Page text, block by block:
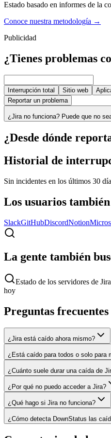
Estado basado en informes de la
Conoce nuestra metodología →
Publicidad
¿Tienes problemas
Interrupción total Sitio web
Reportar un problema
¿Jira no funciona? Puede que no
¿Desde dónde
Historial de
Sin incidentes en los últimos 30
Los usuarios
SlackGitHubDiscordNotion
La gente también
Estado de los servidores de Jira
hoy
Preguntas frecuentes
¿Jira está caído ahora mismo?
¿Está caído para todos o solo para
¿Cuánto suele durar una caída de
¿Por qué no puedo acceder a Jira?
¿Qué hago si Jira no funciona?
¿Cómo detecta DownStatus las